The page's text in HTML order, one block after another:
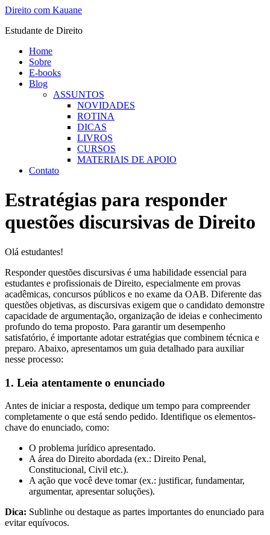
Ir
o
Direito com Kauane
Estudante de Direito
Home
Sobre
E-books
Blog
ASSUNTOS
NOVIDADES
ROTINA
DICAS
LIVROS
CURSOS
MATERIAIS DE APOIO
Contato
Estratégias para responder
questões discursivas de Direito
Olá estudantes!
Responder questões discursivas é uma habilidade essencial para
estudantes e profissionais de Direito, especialmente em provas
acadêmicas, concursos públicos e no exame da OAB. Diferente das
questões objetivas, as discursivas exigem que o candidato demonstre
capacidade de argumentação, organização de ideias e conhecimento
profundo do tema proposto. Para garantir um desempenho
satisfatório, é importante adotar estratégias que combinem técnica e
preparo. Abaixo, apresentamos um guia detalhado para auxiliar
nesse processo:
1. Leia atentamente o enunciado
Antes de iniciar a resposta, dedique um tempo para compreender
completamente o que está sendo pedido. Identifique os elementos-
chave do enunciado, como:
O problema jurídico apresentado.
A área do Direito abordada (ex.: Direito Penal,
Constitucional, Civil etc.).
A ação que você deve tomar (ex.: justificar, fundamentar,
argumentar, apresentar soluções).
Dica: Sublinhe ou destaque as partes importantes do enunciado para
evitar equívocos.